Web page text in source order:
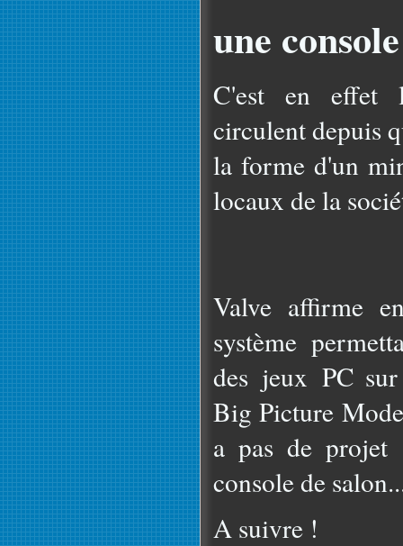
une
C'est en effet
circulent depuis
la forme d'un
locaux de la
Valve affirme
système
des jeux PC
Big Picture
a pas de projet
console de
A suivre !